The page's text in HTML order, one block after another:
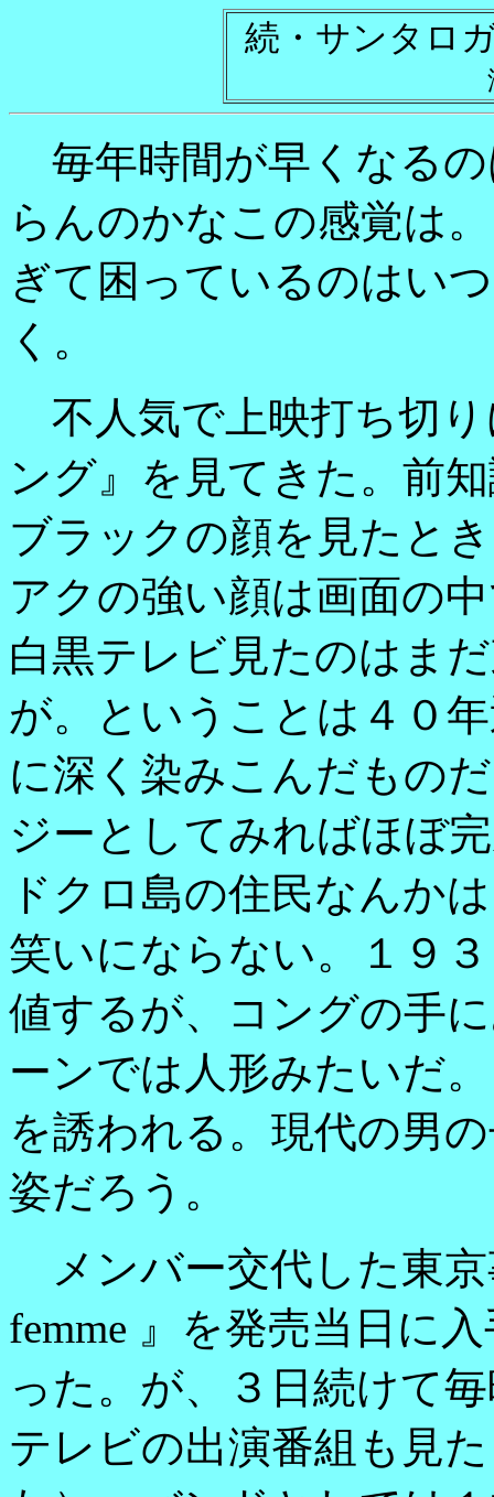
続・サンタロ
毎年時間が早くなる
らんのかなこの感覚は
ぎて困っているのはい
く。
不人気で上映打ち切
ング』を見てきた。前
ブラックの顔を見たと
アクの強い顔は画面の
白黒テレビ見たのはま
が。ということは４０
に深く染みこんだもの
ジーとしてみればほぼ
ドクロ島の住民なんか
笑いにならない。１９
値するが、コングの手
ーンでは人形みたいだ
を誘われる。現代の男
姿だろう。
メンバー交代した東京
femme 』を発売当日に
った。が、３日続けて
テレビの出演番組も見